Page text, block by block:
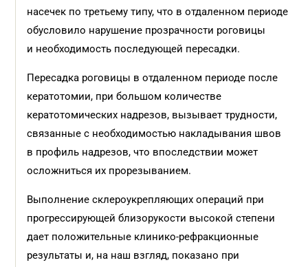
насечек по третьему типу, что в отдаленном периоде
обусловило нарушение прозрачности роговицы
и необходимость последующей пересадки.
Пересадка роговицы в отдаленном периоде после
кератотомии, при большом количестве
кератотомических надрезов, вызывает трудности,
связанные с необходимостью накладывания швов
в профиль надрезов, что впоследствии может
осложниться их прорезыванием.
Выполнение склероукрепляющих операций при
прогрессирующей близорукости высокой степени
дает положительные клинико-рефракционные
результаты и, на наш взгляд, показано при